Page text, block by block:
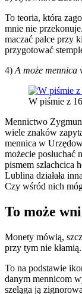
To teoria, która
mnie nie
maczać palce przy
przygotować
4) A może mennica
W piśmie z
Mennictwo
wiele znaków
mennica w
możecie posłuchać
pismem szlachcica
Lublina działała
Czy wśród nich
To może
Monety mówią,
przy tym nie
To na podstawie
danym mennicom
szeląga ją